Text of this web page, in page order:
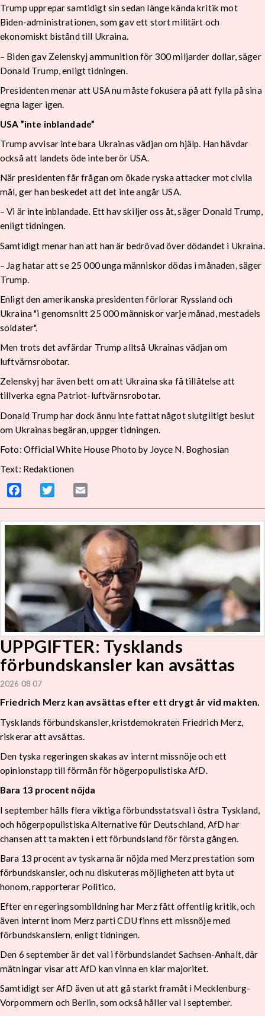
Trump upprepar samtidigt sin sedan länge kända kritik mot
Biden-administrationen, som gav ett stort militärt och
ekonomiskt bistånd till Ukraina.
– Biden gav Zelenskyj ammunition för 300 miljarder dollar, säger
Donald Trump, enligt tidningen.
Presidenten menar att USA nu måste fokusera på att fylla på sina
egna lager igen.
USA ”inte inblandade”
Trump avvisar inte bara Ukrainas vädjan om hjälp. Han hävdar
också att landets öde inte berör USA.
När presidenten får frågan om ökade ryska attacker mot civila
mål, ger han beskedet att det inte angår USA.
– Vi är inte inblandade. Ett hav skiljer oss åt, säger Donald Trump,
enligt tidningen.
Samtidigt menar han att han är bedrövad över dödandet i Ukraina.
– Jag hatar att se 25 000 unga människor dödas i månaden, säger
Trump.
Enligt den amerikanska presidenten förlorar Ryssland och
Ukraina "i genomsnitt 25 000 människor varje månad, mestadels
soldater".
Men trots det avfärdar Trump alltså Ukrainas vädjan om
luftvärnsrobotar.
Zelenskyj har även bett om att Ukraina ska få tillåtelse att
tillverka egna Patriot-luftvärnsrobotar.
Donald Trump har dock ännu inte fattat något slutgiltigt beslut
om Ukrainas begäran, uppger tidningen.
Foto: Official White House Photo by Joyce N. Boghosian
Text: Redaktionen
Facebook Twitter
UPPGIFTER: Tysklands
förbundskansler kan avsättas
2026 08 07
Friedrich Merz kan avsättas efter ett drygt år vid makten.
Tysklands förbundskansler, kristdemokraten Friedrich Merz,
riskerar att avsättas.
Den tyska regeringen skakas av internt missnöje och ett
opinionstapp till förmån för högerpopulistiska AfD.
Bara 13 procent nöjda
I september hålls flera viktiga förbundsstatsval i östra Tyskland,
och högerpopulistiska Alternative für Deutschland, AfD har
chansen att ta makten i ett förbundsland för första gången.
Bara 13 procent av tyskarna är nöjda med Merz prestation som
förbundskansler, och nu diskuteras möjligheten att byta ut
honom, rapporterar Politico.
Efter en regeringsombildning har Merz fått offentlig kritik, och
även internt inom Merz parti CDU finns ett missnöje med
förbundskanslern, enligt tidningen.
Den 6 september är det val i förbundslandet Sachsen-Anhalt, där
mätningar visar att AfD kan vinna en klar majoritet.
Samtidigt ser AfD även ut att gå starkt framåt i Mecklenburg-
Vorpommern och Berlin, som också håller val i september.